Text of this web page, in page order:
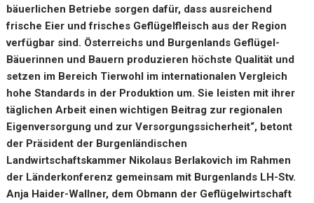
bäuerlichen Betriebe sorgen dafür, dass ausreichend
frische Eier und frisches Geflügelfleisch aus der Region
verfügbar sind. Österreichs und Burgenlands Geflügel-
Bäuerinnen und Bauern produzieren höchste Qualität und
setzen im Bereich Tierwohl im internationalen Vergleich
hohe Standards in der Produktion um.Sie leisten mit ihrer
täglichen Arbeit einen wichtigen Beitrag zur regionalen
Eigenversorgung und zur Versorgungssicherheit“, betont
der Präsident der Burgenländischen
Landwirtschaftskammer Nikolaus Berlakovich im Rahmen
der Länderkonferenz gemeinsam mit Burgenlands LH-Stv.
Anja Haider-Wallner, dem Obmann der Geflügelwirtschaft